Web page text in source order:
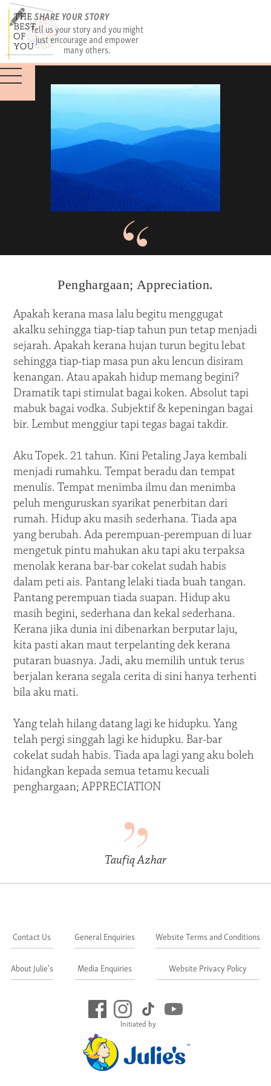
SHARE YOUR STORY
Tell us your story and you might
just encourage and empower
many others.
Penghargaan; Appreciation.
Apakah kerana masa lalu begitu menggugat
akalku sehingga tiap-tiap tahun pun tetap menjadi
sejarah. Apakah kerana hujan turun begitu lebat
sehingga tiap-tiap masa pun aku lencun disiram
kenangan. Atau apakah hidup memang begini?
Dramatik tapi stimulat bagai koken. Absolut tapi
mabuk bagai vodka. Subjektif & kepeningan bagai
bir. Lembut menggiur tapi tegas bagai takdir.
Aku Topek. 21 tahun. Kini Petaling Jaya kembali
menjadi rumahku. Tempat beradu dan tempat
menulis. Tempat menimba ilmu dan menimba
peluh menguruskan syarikat penerbitan dari
rumah. Hidup aku masih sederhana. Tiada apa
yang berubah. Ada perempuan-perempuan di luar
mengetuk pintu mahukan aku tapi aku terpaksa
menolak kerana bar-bar cokelat sudah habis
dalam peti ais. Pantang lelaki tiada buah tangan.
Pantang perempuan tiada suapan. Hidup aku
masih begini, sederhana dan kekal sederhana.
Kerana jika dunia ini dibenarkan berputar laju,
kita pasti akan maut terpelanting dek kerana
putaran buasnya. Jadi, aku memilih untuk terus
berjalan kerana segala cerita di sini hanya terhenti
bila aku mati.
Yang telah hilang datang lagi ke hidupku. Yang
telah pergi singgah lagi ke hidupku. Bar-bar
cokelat sudah habis. Tiada apa lagi yang aku boleh
hidangkan kepada semua tetamu kecuali
penghargaan; APPRECIATION
Taufiq Azhar
Initiated by
Contact Us
About Julie's
General Enquiries
Media Enquiries
Website Terms and Conditions
Website Privacy Policy